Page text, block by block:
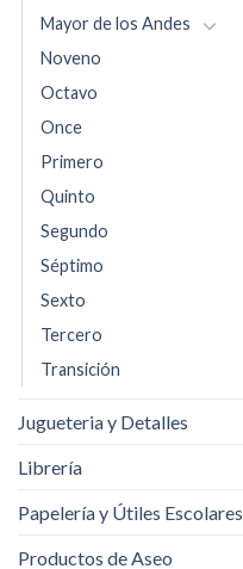
Mayor de los Andes
Noveno
Octavo
Once
Primero
Quinto
Segundo
Séptimo
Sexto
Tercero
Transición
Jugueteria y Detalles
Librería
Papelería y Útiles Escolares
Productos de Aseo